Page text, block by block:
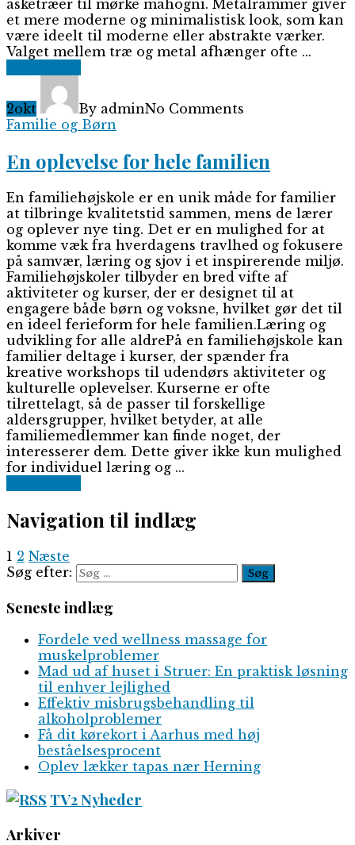
asketræer til mørke mahogni. Metalrammer giver
et mere moderne og minimalistisk look, som kan
være ideelt til moderne eller abstrakte værker.
Valget mellem træ og metal afhænger ofte ...
2okt By adminNo Comments
Familie og Børn
En oplevelse for hele familien
En familiehøjskole er en unik måde for familier
at tilbringe kvalitetstid sammen, mens de lærer
og oplever nye ting. Det er en mulighed for at
komme væk fra hverdagens travlhed og fokusere
på samvær, læring og sjov i et inspirerende miljø.
Familiehøjskoler tilbyder en bred vifte af
aktiviteter og kurser, der er designet til at
engagere både børn og voksne, hvilket gør det til
en ideel ferieform for hele familien.Læring og
udvikling for alle aldrePå en familiehøjskole kan
familier deltage i kurser, der spænder fra
kreative workshops til udendørs aktiviteter og
kulturelle oplevelser. Kurserne er ofte
tilrettelagt, så de passer til forskellige
aldersgrupper, hvilket betyder, at alle
familiemedlemmer kan finde noget, der
interesserer dem. Dette giver ikke kun mulighed
for individuel læring og ...
Navigation til indlæg
1 2 Næste
Søg efter:
Seneste indlæg
Fordele ved wellness massage for
muskelproblemer
Mad ud af huset i Struer: En praktisk løsning
til enhver lejlighed
Effektiv misbrugsbehandling til
alkoholproblemer
Få dit kørekort i Aarhus med høj
beståelsesprocent
Oplev lækker tapas nær Herning
TV2 Nyheder
Arkiver